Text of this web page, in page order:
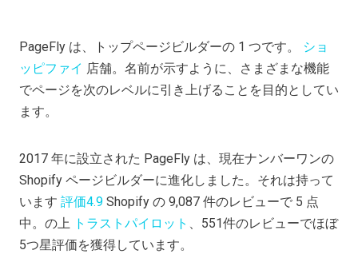
PageFly は、トップページビルダーの 1 つです。
ショ
ッピファイ 店舗。名前が示すように、さまざまな機能
でページを次のレベルに引き上げることを目的としてい
ます。
2017 年に設立された PageFly は、現在ナンバーワンの
Shopify ページビルダーに進化しました。それは持って
います 評価4.9 Shopify の 9,087 件のレビューで 5 点
中。の上 トラストパイロット 、551件のレビューでほぼ
5つ星評価を獲得しています。